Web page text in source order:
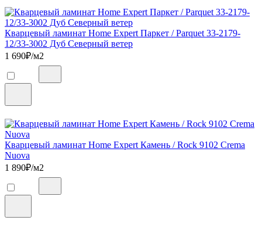
Кварцевый ламинат Home Expert Паркет / Parquet 33-2179-
12/33-3002 Дуб Северный ветер
1 690₽/м2
Кварцевый ламинат Home Expert Камень / Rock 9102 Crema
Nuova
1 890₽/м2